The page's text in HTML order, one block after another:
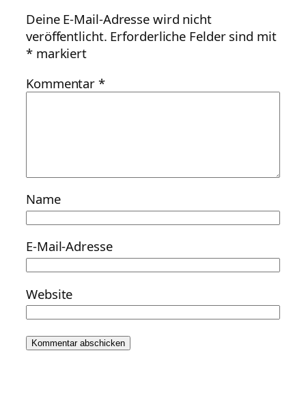
Deine E-Mail-Adresse wird nicht
veröffentlicht. Erforderliche Felder sind mit
*markiert
Kommentar*
Name
E-Mail-Adresse
Website